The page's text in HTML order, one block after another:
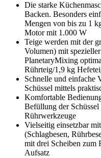
Die starke
Backen. Besonders
Mengen von bis zu 1
Motor mit 1.000 W
Teige werden mit der
Volumen) mit
PlanetaryMixing
Rührteig/1,9 kg
Schnelle und einfache
Schüssel mittels
Komfortable
Befüllung der
Rührwerkzeuge
Vielseitig einsetzbar
(Schlagbesen,
mit drei Scheiben zum
Aufsatz